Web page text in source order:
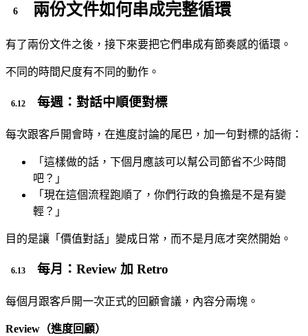
兩份文件如何串成完整循環
有了兩份文件之後，接下來要把它們串成有節奏感的循環。
不同的時間尺度有不同的動作。
每週：對話中順便對標
每次跟客戶開會時，在進度討論的尾巴，加一句對標的話術：
「這樣做的話，下個月應該可以幫公司節省不少時間
吧？」
「現在這個流程跑順了，你們行政的負擔是不是有變
輕？」
目的是讓「價值對話」變成日常，而不是月底才突然開始。
每月：Review 加 Retro
每個月跟客戶開一次正式的回顧會議，內容分兩塊。
Review（進度回顧）